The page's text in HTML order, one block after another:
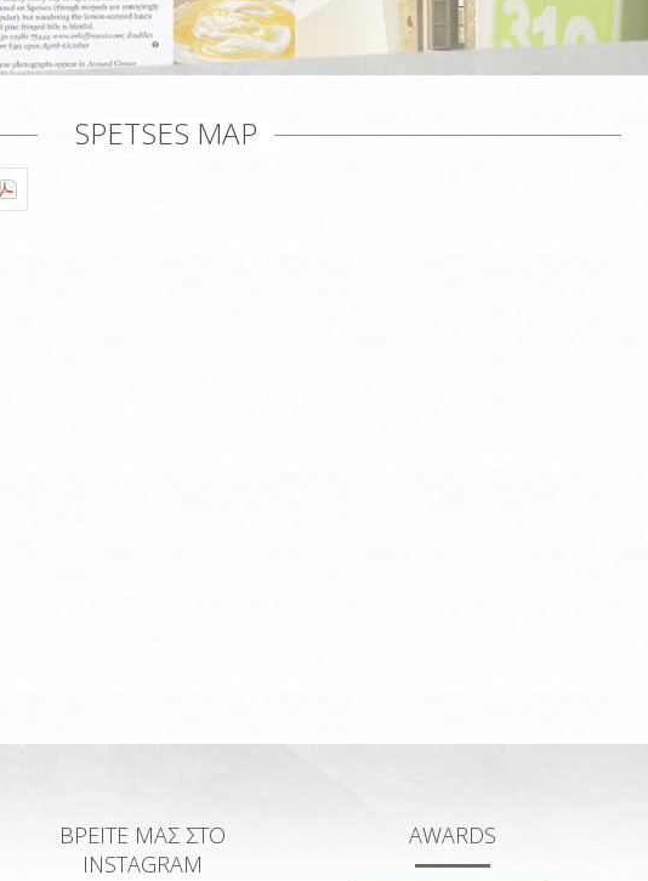
SPETSES MAP
ΒΡΕΙΤΕ ΜΑΣ ΣΤΟ
INSTAGRAM
AWARDS